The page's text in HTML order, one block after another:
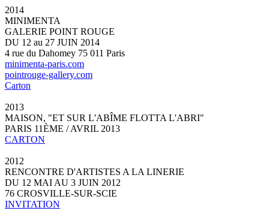
2014
MINIMENTA
GALERIE POINT ROUGE
DU 12 au 27 JUIN 2014
4 rue du Dahomey 75 011 Paris
minimenta-paris.com
pointrouge-gallery.com
Carton
2013
MAISON, "ET SUR L'ABÎME FLOTTA L'ABRI"
PARIS 11ÈME / AVRIL 2013
CARTON
2012
RENCONTRE D'ARTISTES A LA LINERIE
DU 12 MAI AU 3 JUIN 2012
76 CROSVILLE-SUR-SCIE
INVITATION